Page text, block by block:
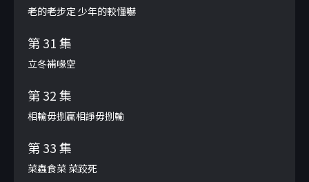
老的老步定 少年的較懂嚇
第 31 集
立冬補喙空
第 32 集
相輸毋捌贏相諍毋捌輸
第 33 集
菜蟲食菜 菜跤死